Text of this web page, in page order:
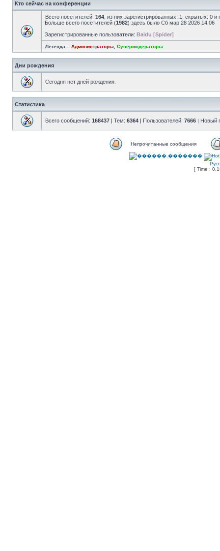
Кто сейчас на конференции
Всего посетителей: 164 , из них зарегистрированных: 1, скрытых: 0
Больше всего посетителей (1982) здесь было Сб мар 28 2026 14:06
Зарегистрированные пользователи: Baidu [Spider]
Легенда :: Администраторы Супермодераторы
Дни рождения
Сегодня нет дней рождения.
Статистика
Всего сообщений: 168437 | Тем: 6364 | Пользователей: 7666 | Новый
Непрочитанные сообщения
[ Time :